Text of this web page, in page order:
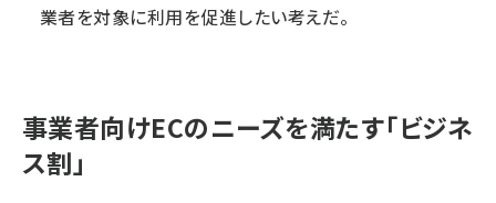
業者を対象に利用を促進したい考えだ。
事業者向けECのニーズを満たす「ビジネ
ス割」